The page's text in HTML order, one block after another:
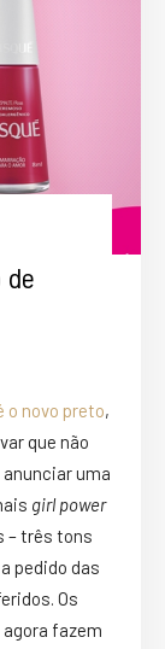
o novo preto,
que não
uma
girl power
– três tons
pedido das
Os
fazem